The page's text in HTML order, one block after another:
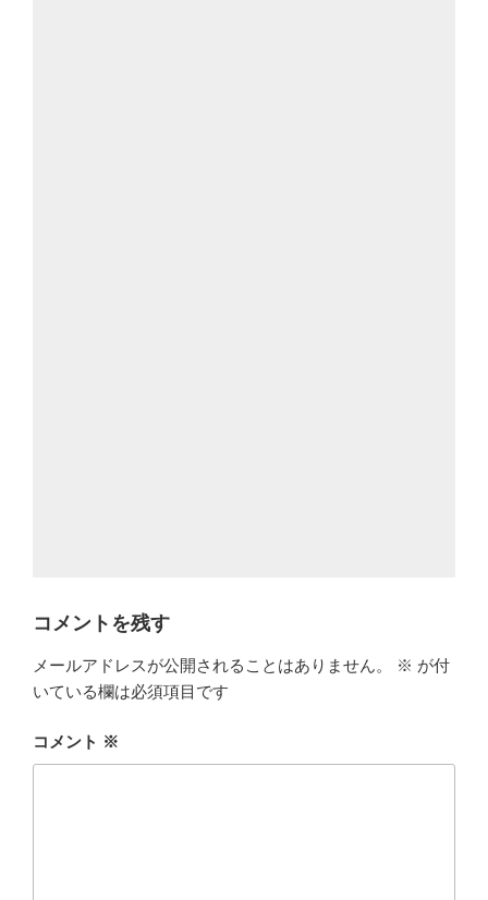
コメントを残す
メールアドレスが公開されることはありません。 ※ が付
いている欄は必須項目です
コメント ※